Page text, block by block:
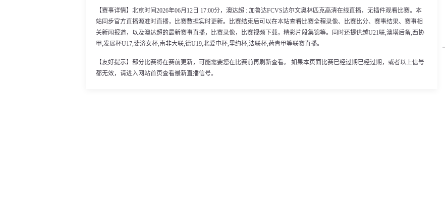
【赛事详情】北京时间2026年06月12日 17:00分，澳达超 : 加鲁达FCVS达尔文奥林匹克高清在线直播，无插件观看比赛。本
站同步官方直播源准时直播，比赛数据实时更新。比赛结束后可以在本站查看比赛全程录像、比赛比分、赛事结果、赛事相
关新闻报道，以及澳达超的最新赛事直播，比赛录像，比赛视频下载，精彩片段集锦等。同时还提供越U21联,澳塔后备,西协
甲,发展杯U17,斐济女杯,南非大联,德U19,北爱中杯,里约杯,法联杯,荷青甲等联赛直播。
【友好提示】部分比赛将在赛前更新，可能需要您在比赛前再刷新查看。 如果本页面比赛已经过期已经过期，或者以上信号
都无效，请进入网站首页查看最新直播信号。